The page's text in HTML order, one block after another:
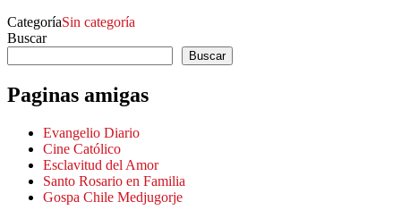
CategoríaSin categoría
Buscar
Buscar
Paginas amigas
Evangelio Diario
Cine Católico
Esclavitud del Amor
Santo Rosario en Familia
Gospa Chile Medjugorje